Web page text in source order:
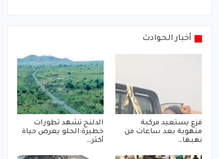
أخبار الحوادث
فزع يستعيد مركبة
منهوبة بعد ساعات من
نهبها…
الدلنج تشهد تطورات
خطيرة:الحلو يعرض حياة
أكثر…